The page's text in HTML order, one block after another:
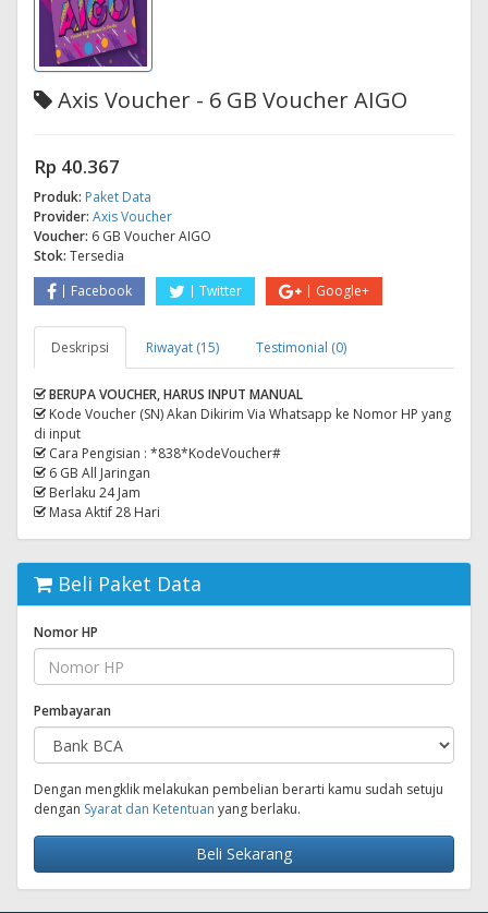
Axis Voucher - 6 GB Voucher AIGO
Rp 40.367
Produk: Paket Data
Provider: Axis Voucher
Voucher: 6 GB Voucher AIGO
Stok: Tersedia
Facebook
Twitter Google+
Deskripsi Riwayat (15) Testimonial (0)
BERUPA VOUCHER, HARUS INPUT MANUAL
Kode Voucher (SN) Akan Dikirim Via Whatsapp ke Nomor HP yang
di input
Cara Pengisian : *838*KodeVoucher#
6 GB All Jaringan
Berlaku 24 Jam
Masa Aktif 28 Hari
Beli Paket Data
Nomor HP
Pembayaran
Dengan mengklik melakukan pembelian berarti kamu sudah setuju
dengan Syarat dan Ketentuan yang berlaku.
Beli Sekarang